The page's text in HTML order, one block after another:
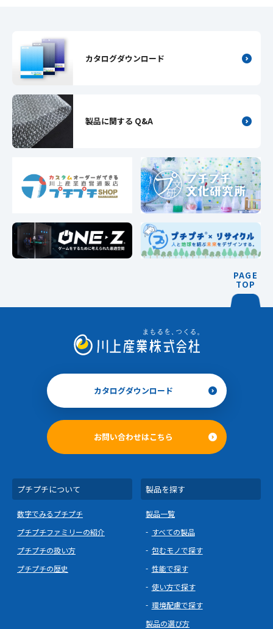
カタログダウンロード
製品に関する Q&A
PAGE
TOP
カタログダウンロード
お問い合わせはこちら
プチプチについて
数字でみるプチプチ
プチプチファミリーの紹介
プチプチの扱い方
プチプチの歴史
製品を探す
製品一覧
すべての製品
包むモノで探す
性能で探す
使い方で探す
環境配慮で探す
製品の選び方